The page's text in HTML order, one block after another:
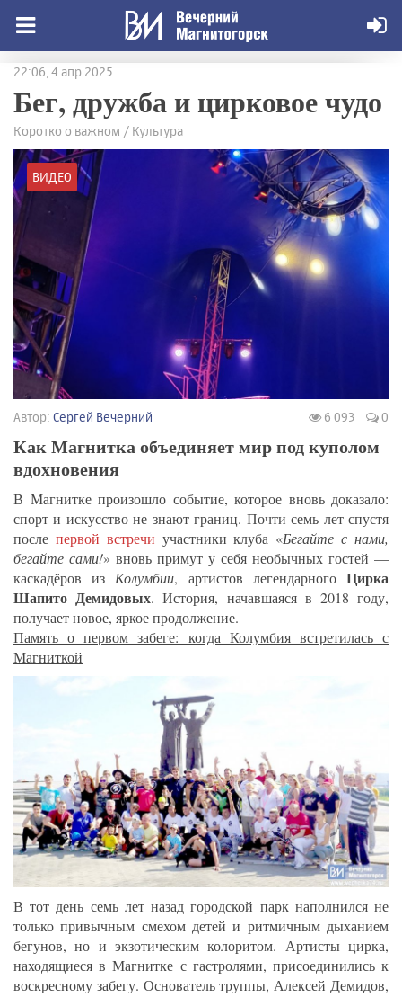
22:06, 4 апр 2025
Бег, дружба и цирковое чудо
Коротко о важном / Культура
ВИДЕО
Автор: Сергей Вечерний 6 093 0
Как Магнитка объединяет мир под куполом
вдохновения
В Магнитке произошло событие, которое вновь доказало:
спорт и искусство не знают границ. Почти семь лет спустя
после первой встречи участники клуба «Бегайте с нами,
бегайте сами!» вновь примут у себя необычных гостей —
каскадёров изКолумбии, артистов легендарногоЦирка
Шапито Демидовых. История, начавшаяся в 2018 году,
получает новое, яркое продолжение.
Память о первом забеге: когда Колумбия встретилась с
Магниткой
В тот день семь лет назад городской парк наполнился не
только привычным смехом детей и ритмичным дыханием
бегунов, но и экзотическим колоритом. Артисты цирка,
находящиеся в Магнитке с гастролями, присоединились к
воскресному забегу. Основатель труппы, Алексей Демидов,